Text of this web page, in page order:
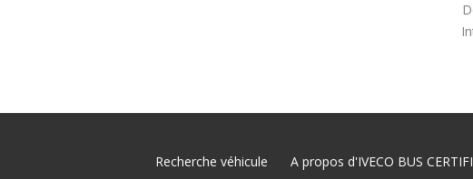
Recherche véhicule A propos d'IVECO BUS